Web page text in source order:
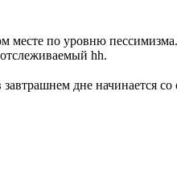
по уровню
hh.
дне начинается